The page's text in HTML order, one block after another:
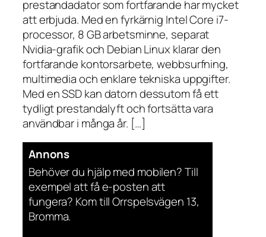
prestandadator som fortfarande har mycket
att erbjuda. Med en fyrkärnig Intel Core i7-
processor, 8 GB arbetsminne, separat
Nvidia-grafik och Debian Linux klarar den
fortfarande kontorsarbete, webbsurfning,
multimedia och enklare tekniska uppgifter.
Med en SSD kan datorn dessutom få ett
tydligt prestandalyft och fortsätta vara
användbar i många år. […]
Annons
Behöver du hjälp med mobilen? Till
exempel att få e-posten att
fungera? Kom till Orrspelsvägen 13,
Bromma.